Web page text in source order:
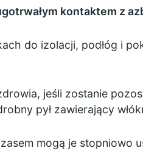
kontaktem z
do izolacji, podłóg i
jeśli zostanie
pył zawierający
mogą je stopniowo